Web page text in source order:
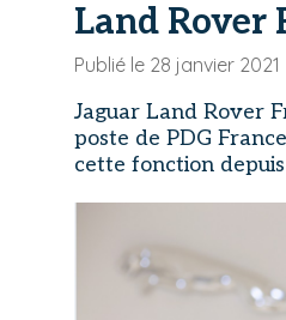
Land Rover
Publié le 28 janvier 2021
Jaguar Land Rover
poste de PDG
cette fonction